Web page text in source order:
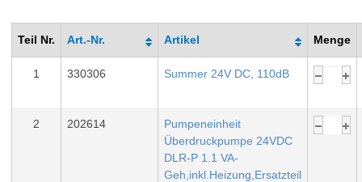
Teil Nr. Art.-Nr. Artikel Menge
1 330306 Summer 24V DC, 110dB
2 202614
Pumpeneinheit
Überdruckpumpe 24VDC
DLR-P 1.1 VA-
Geh,inkl.Heizung,Ersatzteil